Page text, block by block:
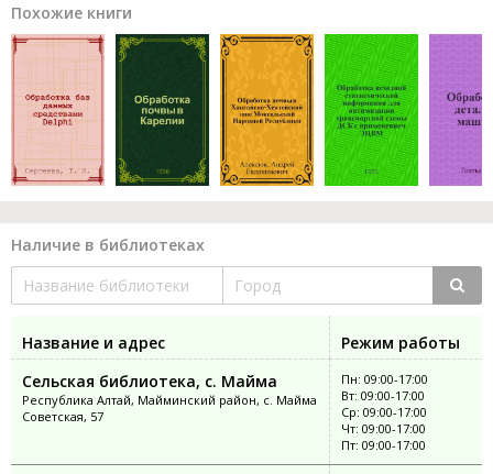
Похожие книги
Наличие в библиотеках
Название и адрес
Режим работы
Сельская библиотека, с. Майма
Республика Алтай, Майминский район, с. Майма
Советская, 57
Пн: 09:00-17:00
Вт: 09:00-17:00
Ср: 09:00-17:00
Чт: 09:00-17:00
Пт: 09:00-17:00